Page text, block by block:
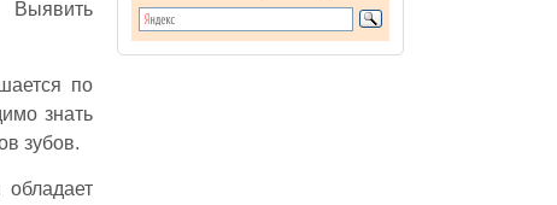
Выявить
по
знать
зубов.